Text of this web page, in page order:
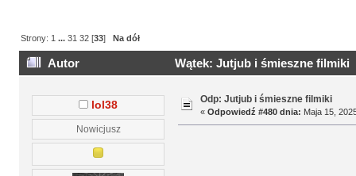
Strony: 1 ...31 32 [33]Na dół
Autor Wątek: Jutjub i śmieszne filmiki
lol38
Nowicjusz
Odp: Jutjub i śmieszne filmiki
« Odpowiedź #480 dnia: Maja 15,